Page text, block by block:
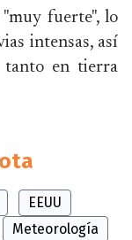
fuerte", lo
intensas, así
tanto en tierra
EEUU
Meteorología